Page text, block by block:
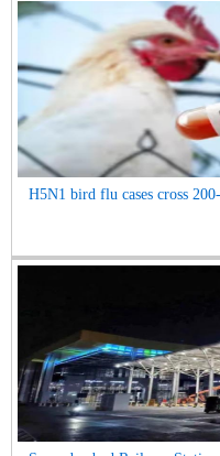
H5N1 bird flu cases cross